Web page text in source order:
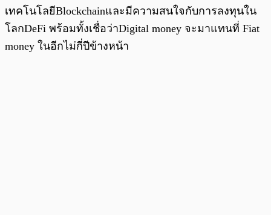
เทคโนโลยีBlockchainและมีความสนใจกับการลงทุนใน
โลกDeFi พร้อมทั้งเชื่อว่าDigital money จะมาแทนที่ Fiat
money ในอีกไม่กี่ปีข้างหน้า